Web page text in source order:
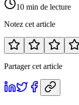
10 min de lecture
Notez cet article
Partager cet article